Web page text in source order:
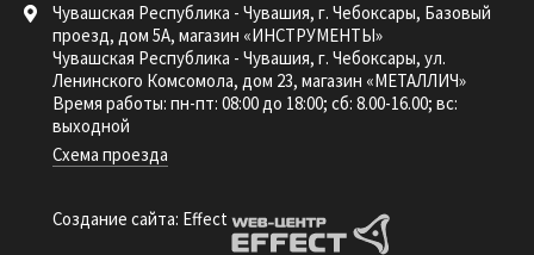
Чувашская Республика - Чувашия, г. Чебоксары, Базовый
проезд, дом 5А, магазин «ИНСТРУМЕНТЫ»
Чувашская Республика - Чувашия, г. Чебоксары, ул.
Ленинского Комсомола, дом 23, магазин «МЕТАЛЛИЧ»
Время работы: пн-пт: 08:00 до 18:00; сб: 8.00-16.00; вс:
выходной
Схема проезда
Создание сайта: Effect